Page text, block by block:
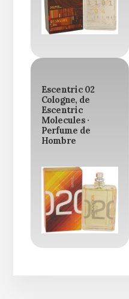
Escentric 02
Cologne, de
Escentric
Molecules ·
Perfume de
Hombre